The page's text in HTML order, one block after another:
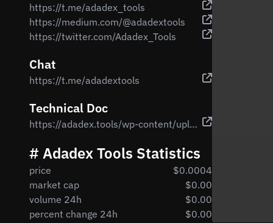
https://t.me/adadex_tools
https://medium.com/@adadextools
https://twitter.com/Adadex_Tools
Chat
https://t.me/adadextools
Technical Doc
https://adadex.tools/wp-content/uploads/2021/09/adadex-tools-1.pdf
# Adadex Tools Statistics
price
$0.0004
market cap
$0.00
volume 24h
$0.00
percent change 24h
$0.00